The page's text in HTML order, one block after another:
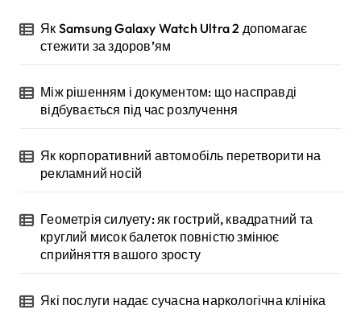
Як Samsung Galaxy Watch Ultra 2 допомагає
стежити за здоров’ям
Між рішенням і документом: що насправді
відбувається під час розлучення
Як корпоративний автомобіль перетворити на
рекламний носій
Геометрія силуету: як гострий, квадратний та
круглий мисок балеток повністю змінює
сприйняття вашого зросту
Які послуги надає сучасна наркологічна клініка